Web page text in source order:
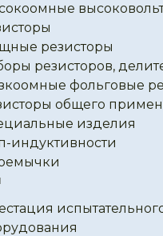
резисторы
резисторов,
фольговые
общего
изделия
индуктивности